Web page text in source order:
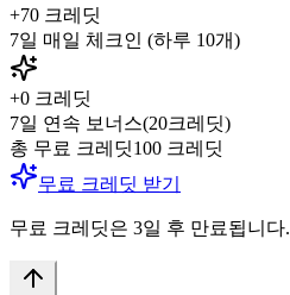
+70 크레딧
7일 매일 체크인 (하루 10개)
+0 크레딧
7일 연속 보너스(20크레딧)
총 무료 크레딧100 크레딧
무료 크레딧 받기
무료 크레딧은 3일 후 만료됩니다.